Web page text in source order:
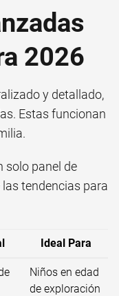
2026
y detallado,
Estas funcionan
solo panel de
tendencias para
Ideal Para
Niños en edad
de exploración